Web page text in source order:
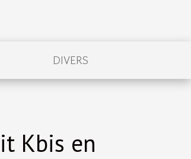
DIVERS
Kbis en